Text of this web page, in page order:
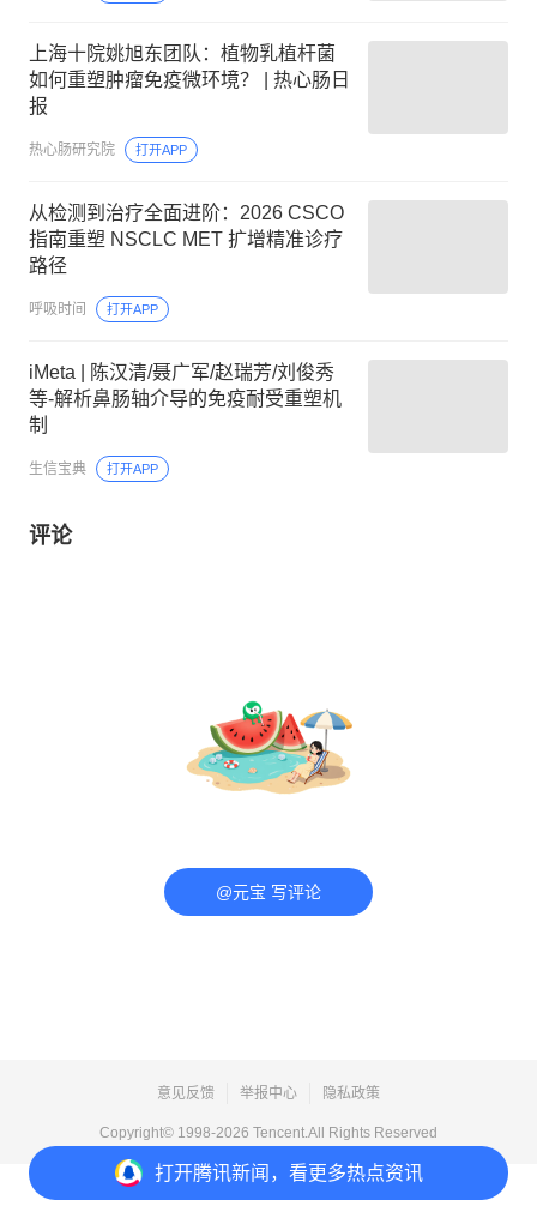
打开腾讯新闻，看更多热点资讯
上海十院姚旭东团队：植物乳植杆菌
如何重塑肿瘤免疫微环境？ | 热心肠日
报
热心肠研究院 打开APP
从检测到治疗全面进阶：2026 CSCO
指南重塑 NSCLC MET 扩增精准诊疗
路径
呼吸时间 打开APP
iMeta | 陈汉清/聂广军/赵瑞芳/刘俊秀
等-解析鼻肠轴介导的免疫耐受重塑机
制
生信宝典 打开APP
评论
@元宝 写评论
意见反馈 举报中心 隐私政策
Copyright© 1998-2026 Tencent.All Rights Reserved